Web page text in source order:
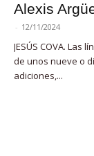
Alexis
- 12/11/2024
JESÚS COVA.
de unos nueve o
adiciones,...